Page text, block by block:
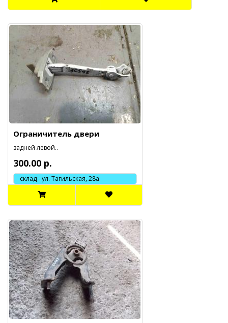
Ограничитель двери
задней левой..
300.00 р.
склад - ул. Тагильская, 28а